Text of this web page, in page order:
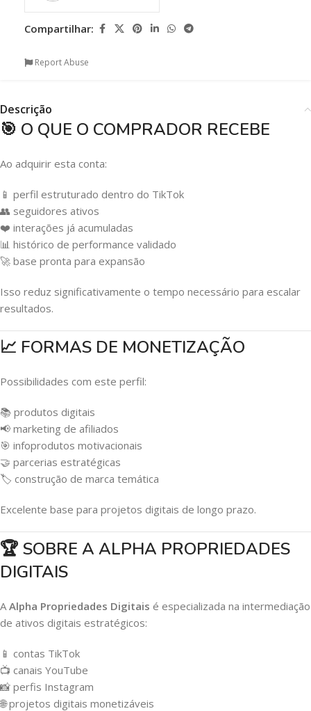
Compartilhar:
Report Abuse
Descrição
🎯 O QUE O COMPRADOR RECEBE
Ao adquirir esta conta:
📱 perfil estruturado dentro do TikTok
👥 seguidores ativos
❤️ interações já acumuladas
📊 histórico de performance validado
🚀 base pronta para expansão
Isso reduz significativamente o tempo necessário para escalar
resultados.
📈 FORMAS DE MONETIZAÇÃO
Possibilidades com este perfil:
📚 produtos digitais
📢 marketing de afiliados
🎯 infoprodutos motivacionais
🤝 parcerias estratégicas
🏷 construção de marca temática
Excelente base para projetos digitais de longo prazo.
🏆 SOBRE A ALPHA PROPRIEDADES
DIGITAIS
A Alpha Propriedades Digitais é especializada na intermediação
de ativos digitais estratégicos:
📱 contas TikTok
📺 canais YouTube
📸 perfis Instagram
🌐 projetos digitais monetizáveis